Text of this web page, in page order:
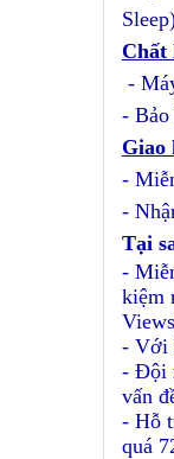
Chất
-
- B
Giao
-
-
Tại
-
kiệm
- Với
- Đội
vấn
- Hỗ
quá